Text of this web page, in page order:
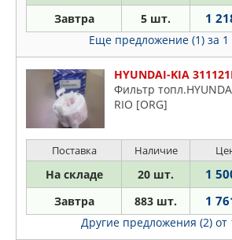
Завтра 5 шт. 1
Еще предложение (1) за
HYUNDAI-KIA
Фильтр
RIO [ORG]
Поставка Наличие
На складе 20 шт. 1
Завтра 883 шт. 1
Другие предложения (2) от